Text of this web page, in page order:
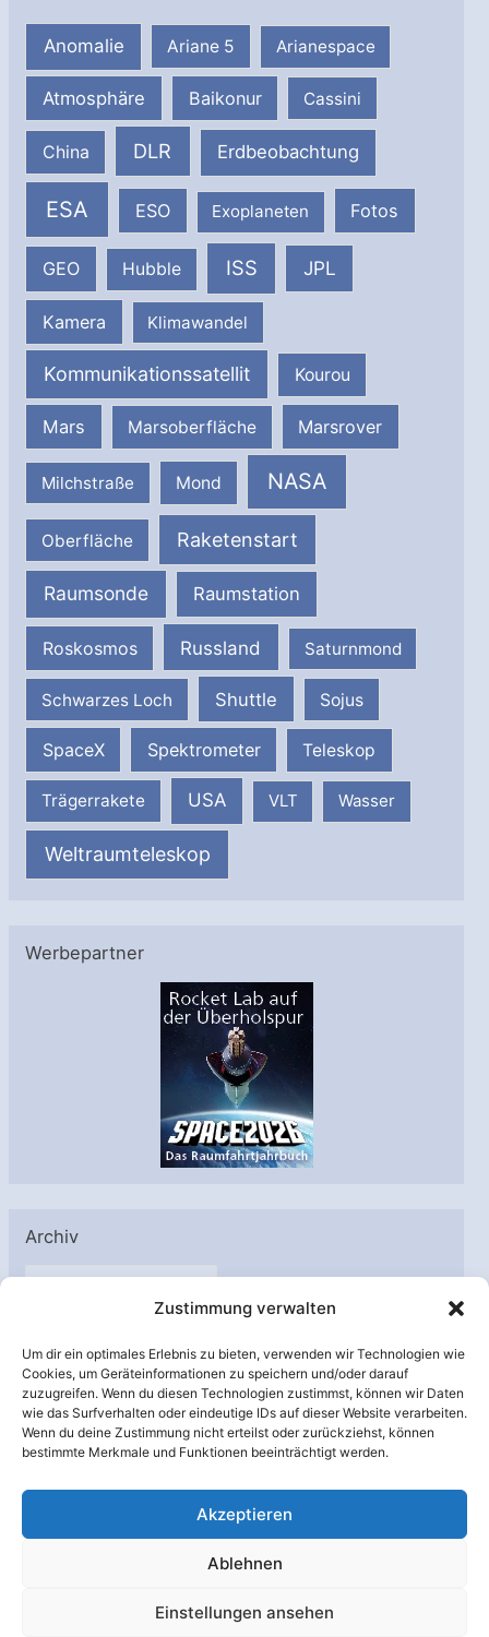
Zustimmung verwalten
Um dir ein optimales Erlebnis zu bieten, verwenden wir Technologien wie
Cookies, um Geräteinformationen zu speichern und/oder darauf
zuzugreifen. Wenn du diesen Technologien zustimmst, können wir Daten
wie das Surfverhalten oder eindeutige IDs auf dieser Website verarbeiten.
Wenn du deine Zustimmung nicht erteilst oder zurückziehst, können
bestimmte Merkmale und Funktionen beeinträchtigt werden.
Akzeptieren
Ablehnen
Einstellungen ansehen
Anomalie Ariane 5 Arianespace
Atmosphäre Baikonur Cassini
China DLR Erdbeobachtung
ESA ESO Exoplaneten Fotos
GEO Hubble ISS JPL
Kamera Klimawandel
Kommunikationssatellit Kourou
Mars Marsoberfläche Marsrover
Milchstraße Mond NASA
Oberfläche Raketenstart
Raumsonde Raumstation
Roskosmos Russland Saturnmond
Schwarzes Loch Shuttle Sojus
SpaceX Spektrometer Teleskop
Trägerrakete USA VLT Wasser
Weltraumteleskop
Werbepartner
Archiv
A
h
i
v
Unterstützt von: